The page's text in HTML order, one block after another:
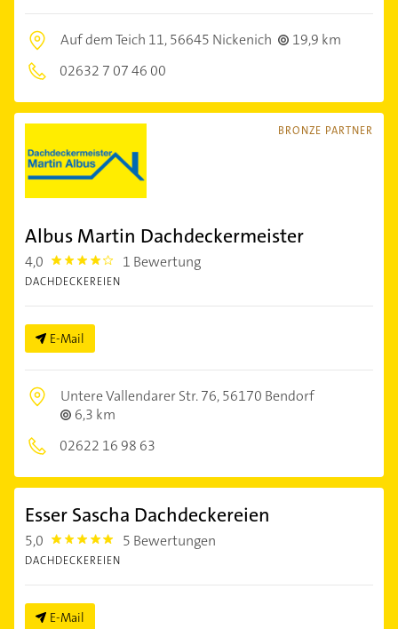
Auf dem Teich 11,56645 Nickenich
19,9 km
02632 7 07 46 00
BRONZE PARTNER
Albus Martin Dachdeckermeister
4,0 4.0 1 Bewertung
DACHDECKEREIEN
E-Mail
Untere Vallendarer Str. 76,56170 Bendorf
6,3 km
02622 16 98 63
Esser Sascha Dachdeckereien
5,0 5.0 5 Bewertungen
DACHDECKEREIEN
E-Mail